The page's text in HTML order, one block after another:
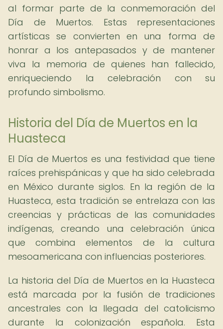
al formar parte de la conmemoración del
Día de Muertos. Estas representaciones
artísticas se convierten en una forma de
honrar a los antepasados y de mantener
viva la memoria de quienes han fallecido,
enriqueciendo la celebración con su
profundo simbolismo.
Historia del Día de Muertos en la
Huasteca
El Día de Muertos es una festividad que tiene
raíces prehispánicas y que ha sido celebrada
en México durante siglos. En la región de la
Huasteca, esta tradición se entrelaza con las
creencias y prácticas de las comunidades
indígenas, creando una celebración única
que combina elementos de la cultura
mesoamericana con influencias posteriores.
La historia del Día de Muertos en la Huasteca
está marcada por la fusión de tradiciones
ancestrales con la llegada del catolicismo
durante la colonización española. Esta